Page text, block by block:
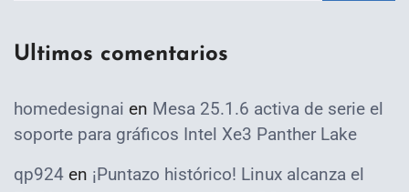
Ultimos comentarios
homedesignai en Mesa 25.1.6 activa de serie el
soporte para gráficos Intel Xe3 Panther Lake
qp924 en ¡Puntazo histórico! Linux alcanza el